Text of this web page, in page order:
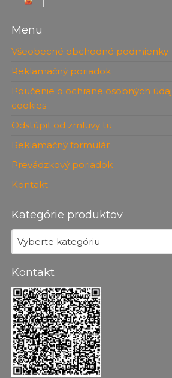
Menu
Všeobecné obchodné podmienky
Reklamačný poriadok
Poučenie o ochrane osobných
cookies
Odstúpiť od zmluvy tu
Reklamačný formulár
Prevádzkový poriadok
Kontakt
Kategórie produktov
Vyberte kategóriu
Kontakt